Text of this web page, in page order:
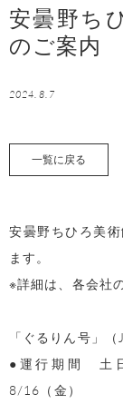
安曇野ち
のご案内
2024.8.7
一覧に戻る
安曇野ちひろ美
ます。
※詳細は、各会社
「ぐるりん号」
●運行期間 土
8/16（金）